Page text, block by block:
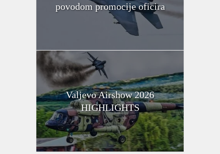
povodom promocije oficira
Valjevo Airshow 2026
HIGHLIGHTS